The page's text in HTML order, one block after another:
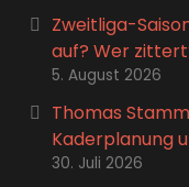
Zweitliga-
auf? Wer
5. August 2026
Thomas
Kaderplanung
30. Juli 2026